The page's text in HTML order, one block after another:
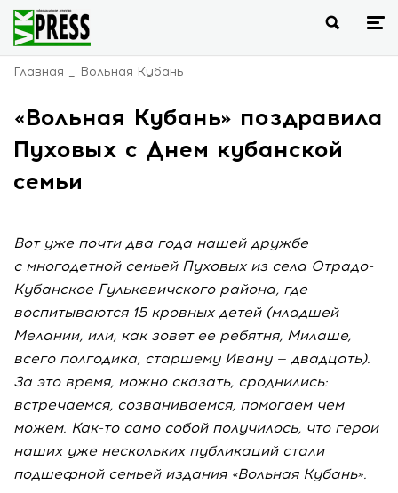
Главная Вольная Кубань
«Вольная Кубань» поздравила
Пуховых с Днем кубанской
семьи
Вот уже почти два года нашей дружбе
с многодетной семьей Пуховых из села Отрадо-
Кубанское Гулькевичского района, где
воспитываются 15 кровных детей (младшей
Мелании, или, как зовет ее ребятня, Милаше,
всего полгодика, старшему Ивану — двадцать).
За это время, можно сказать, сроднились:
встречаемся, созваниваемся, помогаем чем
можем. Как-то само собой получилось, что герои
наших уже нескольких публикаций стали
подшефной семьей издания «Вольная Кубань».